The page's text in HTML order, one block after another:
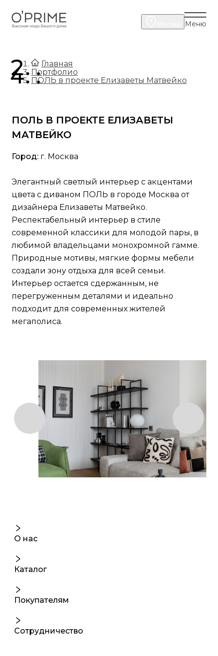
Меню
Главная
.
Портфолио
.
ПОЛЬ в проекте Елизаветы Матвейко
ПОЛЬ В ПРОЕКТЕ ЕЛИЗАВЕТЫ
МАТВЕЙКО
Город: г. Москва
Элегантный светлый интерьер с акцентами
цвета с диваном ПОЛЬ в городе Москва от
дизайнера Елизаветы Матвейко.
Респектабельный интерьер в стиле
современной классики для молодой пары, в
любимой владельцами монохромной гамме.
Природные мотивы, мягкие формы мебели
создали зону отдыха для всей семьи.
Интерьер остается сдержанным, не
перегруженным деталями и идеально
подходит для современных жителей
мегаполиса.
О нас
Каталог
Покупателям
Сотрудничество